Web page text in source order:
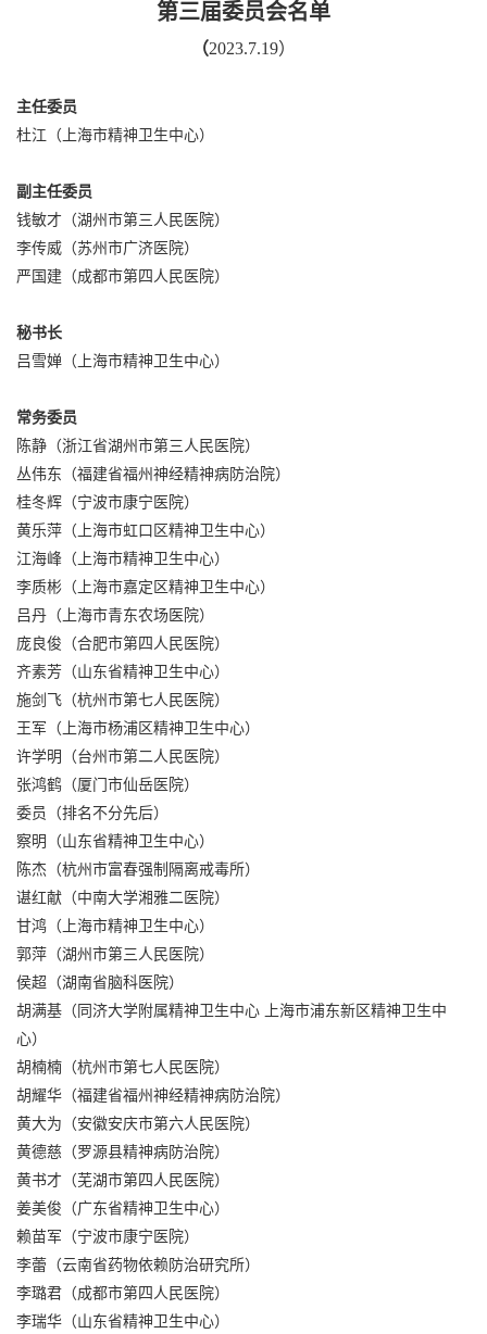
第三届委员会名单
（2023.7.19）
主任委员
杜江（上海市精神卫生中心）
副主任委员
钱敏才（湖州市第三人民医院）
李传威（苏州市广济医院）
严国建（成都市第四人民医院）
秘书长
吕雪婵（上海市精神卫生中心）
常务委员
陈静（浙江省湖州市第三人民医院）
丛伟东（福建省福州神经精神病防治院）
桂冬辉（宁波市康宁医院）
黄乐萍（上海市虹口区精神卫生中心）
江海峰（上海市精神卫生中心）
李质彬（上海市嘉定区精神卫生中心）
吕丹（上海市青东农场医院）
庞良俊（合肥市第四人民医院）
齐素芳（山东省精神卫生中心）
施剑飞（杭州市第七人民医院）
王军（上海市杨浦区精神卫生中心）
许学明（台州市第二人民医院）
张鸿鹤（厦门市仙岳医院）
委员（排名不分先后）
察明（山东省精神卫生中心）
陈杰（杭州市富春强制隔离戒毒所）
谌红献（中南大学湘雅二医院）
甘鸿（上海市精神卫生中心）
郭萍（湖州市第三人民医院）
侯超（湖南省脑科医院）
胡满基（同济大学附属精神卫生中心 上海市浦东新区精神卫生中
心）
胡楠楠（杭州市第七人民医院）
胡耀华（福建省福州神经精神病防治院）
黄大为（安徽安庆市第六人民医院）
黄德慈（罗源县精神病防治院）
黄书才（芜湖市第四人民医院）
姜美俊（广东省精神卫生中心）
赖苗军（宁波市康宁医院）
李蕾（云南省药物依赖防治研究所）
李璐君（成都市第四人民医院）
李瑞华（山东省精神卫生中心）